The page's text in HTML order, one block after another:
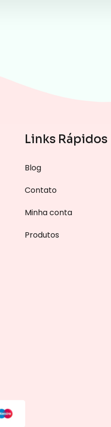
Links Rápidos
Blog
Contato
Minha conta
Produtos